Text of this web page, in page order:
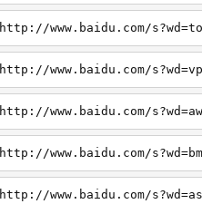
http://www.baidu.com/
http://www.baidu.com/
http://www.baidu.com/
http://www.baidu.com/
http://www.baidu.com/